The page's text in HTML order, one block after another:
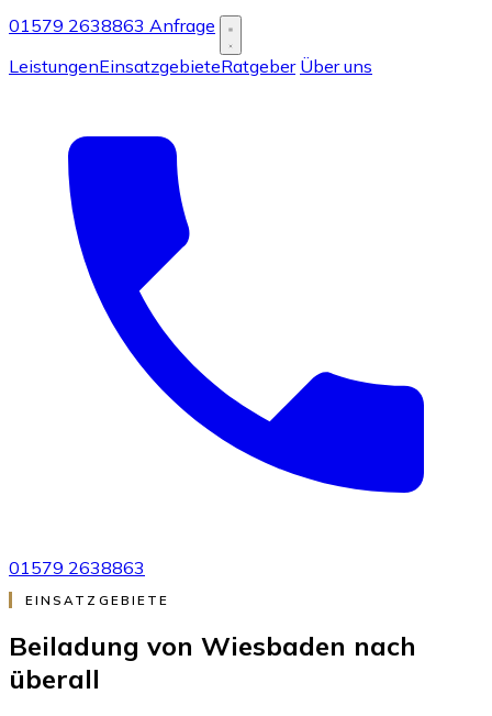
01579 2638863 Anfrage
LeistungenEinsatzgebieteRatgeber Über uns
01579 2638863
EINSATZGEBIETE
Beiladung von Wiesbaden nach
überall